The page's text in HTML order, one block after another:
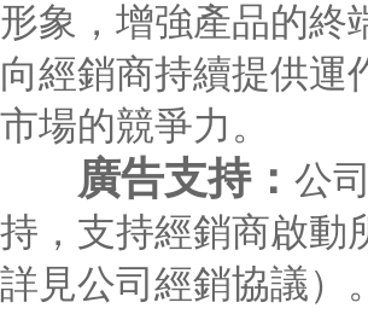
形象，增強產品的終
向經銷商持續提供運
市場的競爭力。
廣告支持： 公
持，支持經銷商啟動
詳見公司經銷協議）